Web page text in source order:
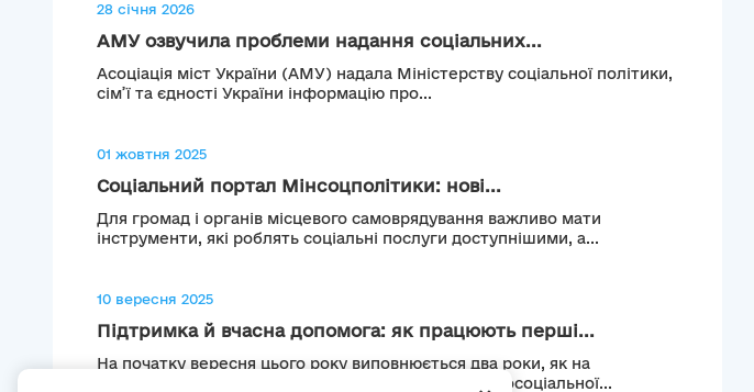
28 січня 2026
АМУ озвучила проблеми надання соціальних...
Асоціація міст України (АМУ) надала Міністерству соціальної політики,
сім’ї та єдності України інформацію про...
01 жовтня 2025
Соціальний портал Мінсоцполітики: нові...
Для громад і органів місцевого самоврядування важливо мати
інструменти, які роблять соціальні послуги доступнішими, а...
10 вересня 2025
Підтримка й вчасна допомога: як працюють перші...
На початку вересня цього року виповнюється два роки, як на
Рівненщині створили перші в області Центри психосоціальної...